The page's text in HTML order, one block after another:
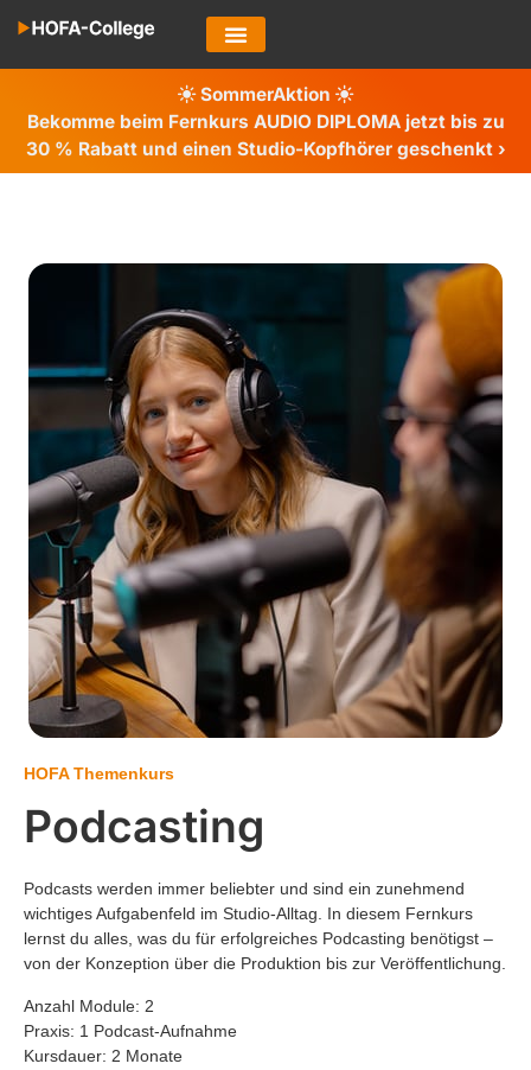
SommerAktion
Bekomme beim Fernkurs AUDIO DIPLOMA jetzt bis zu
30 % Rabatt und einen Studio-Kopfhörer geschenkt ›
HOFA Themenkurs
Podcasting
Podcasts werden immer beliebter und sind ein zunehmend
wichtiges Aufgabenfeld im Studio-Alltag. In diesem Fernkurs
lernst du alles, was du für erfolgreiches Podcasting benötigst –
von der Konzeption über die Produktion bis zur Veröffentlichung.
Anzahl Module: 2
Praxis: 1 Podcast-Aufnahme
Kursdauer: 2 Monate